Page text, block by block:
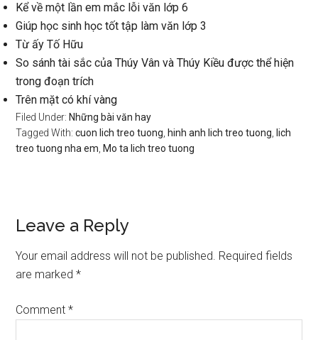
Kể về một lần em mắc lỗi văn lớp 6
Giúp học sinh học tốt tập làm văn lớp 3
Từ ấy Tố Hữu
So sánh tài sắc của Thúy Vân và Thúy Kiều được thể hiện
trong đoạn trích
Trên mặt có khí vàng
Filed Under: Những bài văn hay
Tagged With:cuon lich treo tuong hinh anh lich treo tuong
lich
treo tuong nha em Mo ta lich treo tuong
Reader
Interactions
Leave a Reply
Your email address will not be published. Required fields
are marked*
Comment*